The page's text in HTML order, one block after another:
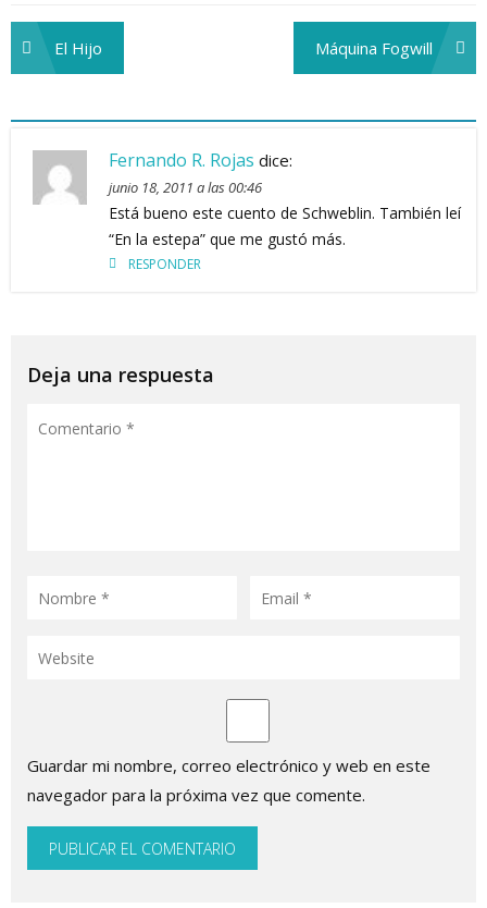
Navegación
de
entradas
El Hijo Máquina Fogwill
Fernando R. Rojas dice:
junio 18, 2011 a las 00:46
Está bueno este cuento de Schweblin. También leí
“En la estepa” que me gustó más.
RESPONDER
Deja una respuesta
Guardar mi nombre, correo electrónico y web en este
navegador para la próxima vez que comente.